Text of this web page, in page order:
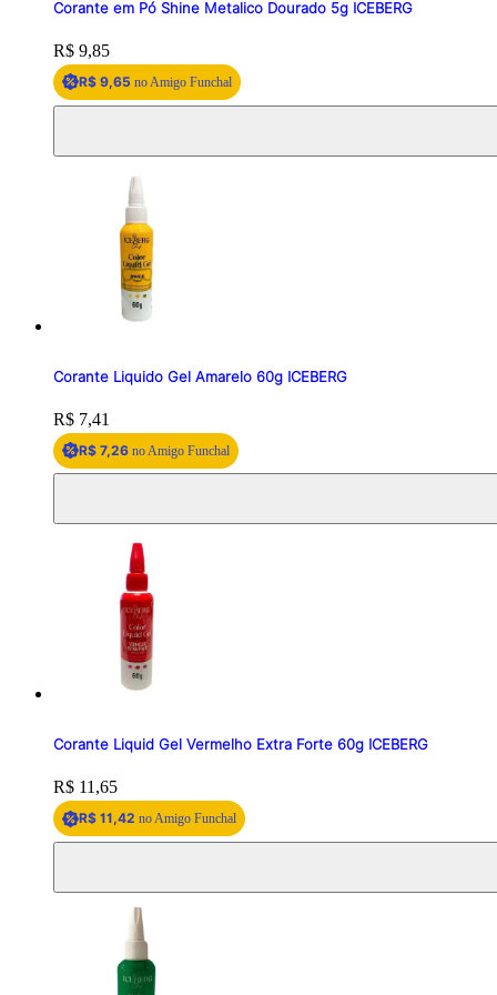
Corante em Pó Shine Metalico Dourado 5g ICEBERG
Price:
R$ 9,85
R$ 9,65 no Amigo Funchal
Corante Liquido Gel Amarelo 60g ICEBERG
Price:
R$ 7,41
R$ 7,26 no Amigo Funchal
Corante Liquid Gel Vermelho Extra Forte 60g ICEBERG
Price:
R$ 11,65
R$ 11,42 no Amigo Funchal